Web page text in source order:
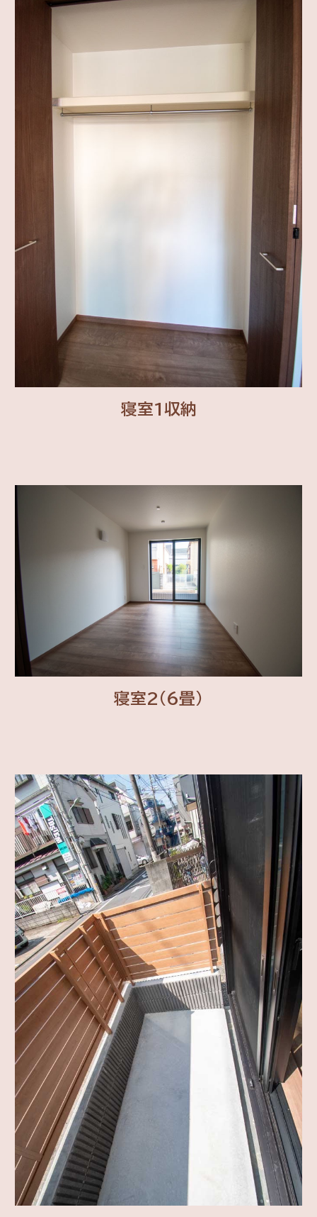
寝室1収納
寝室2(6畳)